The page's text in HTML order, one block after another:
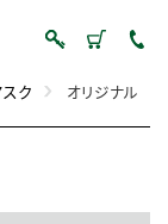
ク オリジナル